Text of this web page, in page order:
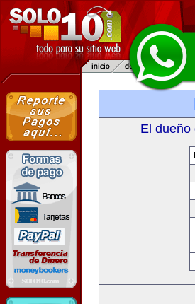
El dueño